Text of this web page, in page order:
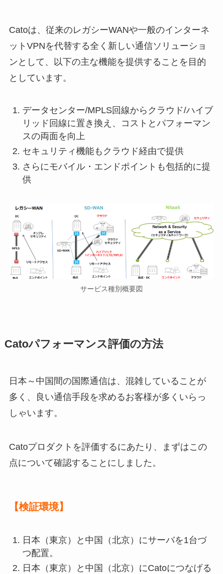
Catoは、従来のレガシーWANや一般のインターネ
ットVPNを代替する全く新しい通信ソリューショ
ンとして、以下の主な機能を提供することを目的
としています。
データセンター/MPLS回線からクラウド/ハイブ
リッド回線に置き換え、コストとパフォーマン
スの両面を向上
セキュリティ機能もクラウド経由で提供
さらにモバイル・エンドポイントも包括的に提
供
サービス種別概要図
Catoパフォーマンス評価の方法
日本～中国間の国際通信は、混雑していることが
多く、良い通信手段を求めるお客様が多くいらっ
しゃいます。
Catoプロダクトを評価するにあたり、まずはこの
点について確認することにしました。
【検証環境】
日本（東京）と中国（北京）にサーバを1台づ
つ配置。
日本（東京）と中国（北京）にCatoにつなげる